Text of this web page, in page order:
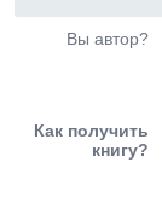
Вы автор?
Как получить
книгу?